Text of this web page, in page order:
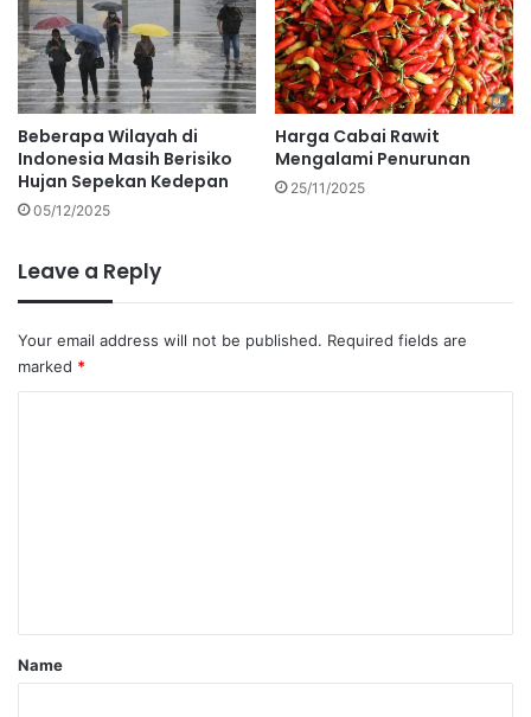
Beberapa Wilayah di
Indonesia Masih Berisiko
Hujan Sepekan Kedepan
05/12/2025
Harga Cabai Rawit
Mengalami Penurunan
25/11/2025
Leave a Reply
Your email address will not be published. Required fields are
marked *
*
Name